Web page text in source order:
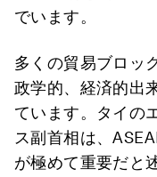
でいます。
多くの貿易ブロッ
政学的、経済的出
ています。タイの
ス副首相は、
が極めて重要だと